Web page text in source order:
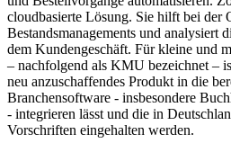
cloudbasierte Lösung. Sie hilft bei der
Bestandsmanagements und analysiert
dem Kundengeschäft. Für kleine und
– nachfolgend als KMU bezeichnet –
neu anzuschaffendes Produkt in die
Branchensoftware - insbesondere
- integrieren lässt und die in
Vorschriften eingehalten werden.